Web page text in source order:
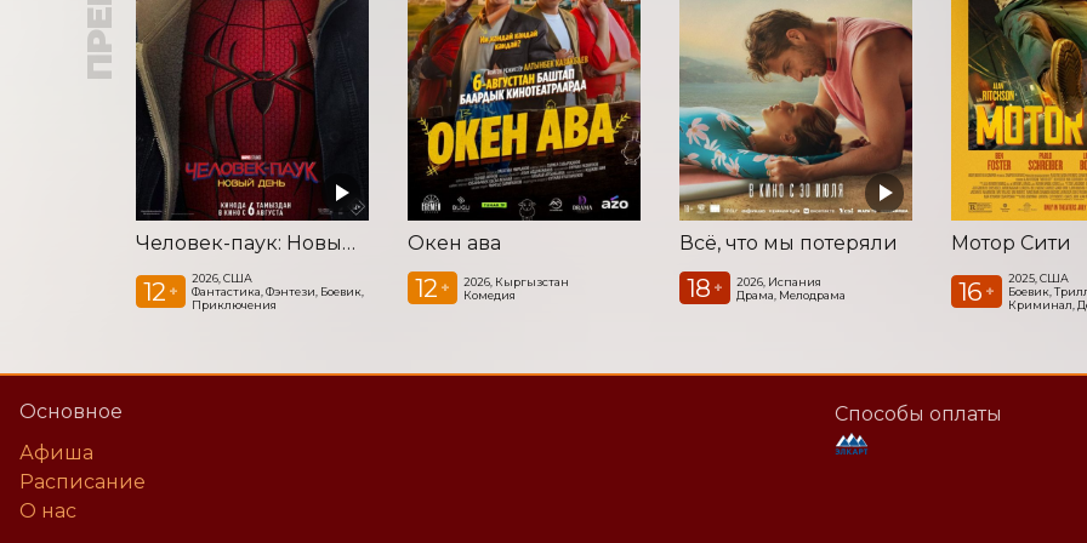
Человек-паук: Новый день
12 +
2026, США
Фантастика, Фэнтези, Боевик,
Приключения
Окен ава
12 +
2026, Кыргызстан
Комедия
Всё, что мы потеряли
18 +
2026, Испания
Драма, Мелодрама
Мотор Сити
16 +
2025, США
Боевик,
Криминал,
Основное
Афиша
Расписание
О нас
Способы оплаты